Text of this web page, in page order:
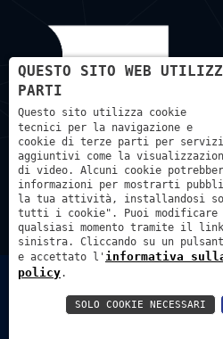
- REA: VR –
QUESTO SITO WEB
PARTI
Questo sito utilizza cookie
tecnici per la navigazione e
cookie di terze parti per servizi
aggiuntivi come la
di video. Alcuni cookie
informazioni per mostrarti
la tua attività, installandosi
tutti i cookie". Puoi modificare
qualsiasi momento tramite il
sinistra. Cliccando su un
e accettato l' informativa
policy.
SOLO COOKIE NECESSARI